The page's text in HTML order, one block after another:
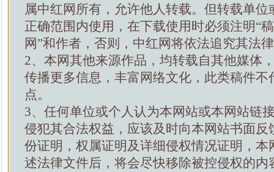
属中红网所有，允许他人转载。但转载单位
正确范围内使用，在下载使用时必须注明“
网”和作者，否则，中红网将依法追究其法
2、本网其他来源作品，均转载自其他媒体
传播更多信息，丰富网络文化，此类稿件不
点。
3、任何单位或个人认为本网站或本网站链
侵犯其合法权益，应该及时向本网站书面反
份证明，权属证明及详细侵权情况证明，本
述法律文件后，将会尽快移除被控侵权的内